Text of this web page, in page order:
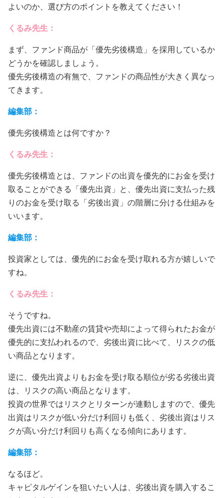
よいのか、選び方のポイントを教えてください！
くるみ先生：
まず、ファンド商品が「優先劣後構造」を採用しているか
どうかを確認しましょう。
優先劣後構造の有無で、ファンドの商品性が大きく異なっ
てきます。
編集部：
優先劣後構造とは何ですか？
くるみ先生：
優先劣後構造とは、ファンドの出資を優先的にお金を受け
取ることができる「優先出資」と、優先出資に支払った残
りのお金を受け取る「劣後出資」の階層に分ける仕組みを
いいます。
編集部：
投資家としては、優先的にお金を受け取れる方が嬉しいで
すね。
くるみ先生：
そうですね。
優先出資には不動産の賃貸や売却によって得られたお金が
優先的に支払われるので、劣後出資に比べて、リスクの低
い商品となります。
逆に、優先出資よりもお金を受け取る順位が劣る劣後出資
は、リスクの高い商品となります。
投資の世界ではリスクとリターンが連動しますので、優先
出資はリスクが低い分だけ利回りも低く、劣後出資はリス
クが高い分だけ利回りも高くなる傾向にあります。
編集部：
なるほど。
キャピタルゲインを狙いたい人は、劣後出資を購入するこ